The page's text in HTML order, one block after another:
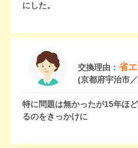
にした。
交換理由： 省
(京都府宇治市
特に問題は無かったが15年ほ
るのをきっかけに